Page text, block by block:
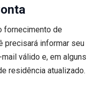
fornecimento de
precisará informar seu
válido e, em alguns
residência atualizado.